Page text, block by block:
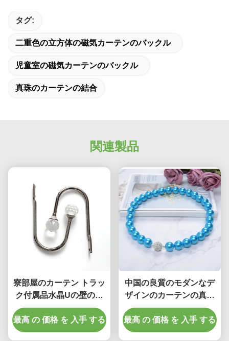
sweet spot makes all the difference. No more eye
taking the time to set it up properly!""The Pico 4's
correctly. The manual adjustment is smooth, and
once you dial in the IPD correctly. The manual
makes all the difference. No more eye strain
during long sessions. Highly r
タグ:
二重色の立方体の磁気カーテンのバックル
児童室の磁気カーテンのバックル
真珠のカーテンの結合
関連製品
寮部屋のカーテン トラッ
ク付属品水晶Uの壁のホ
ックのアルミニウム カー
テンのHoldbacks
最高 の 価格 を 入手 する
中国の良質のモダンなデ
ザインのカーテンの真珠
のふさのTiebacksの付属
の製造業者
最高 の 価格 を 入手 する